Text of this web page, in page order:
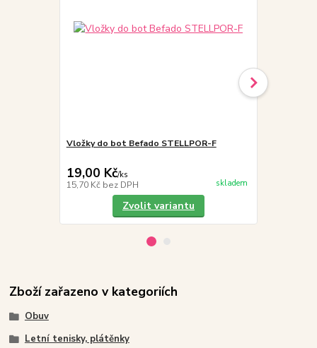
Vložky do bot Befado STELLPOR-F
19,00 Kč/ks
15,70 Kč bez DPH skladem
Zvolit variantu
Zboží zařazeno v kategoriích
Obuv
Letní tenisky, plátěnky